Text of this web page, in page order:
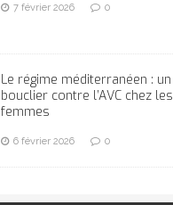
7 février 2026 0
Le régime méditerranéen : un
bouclier contre l’AVC chez les
femmes
6 février 2026 0